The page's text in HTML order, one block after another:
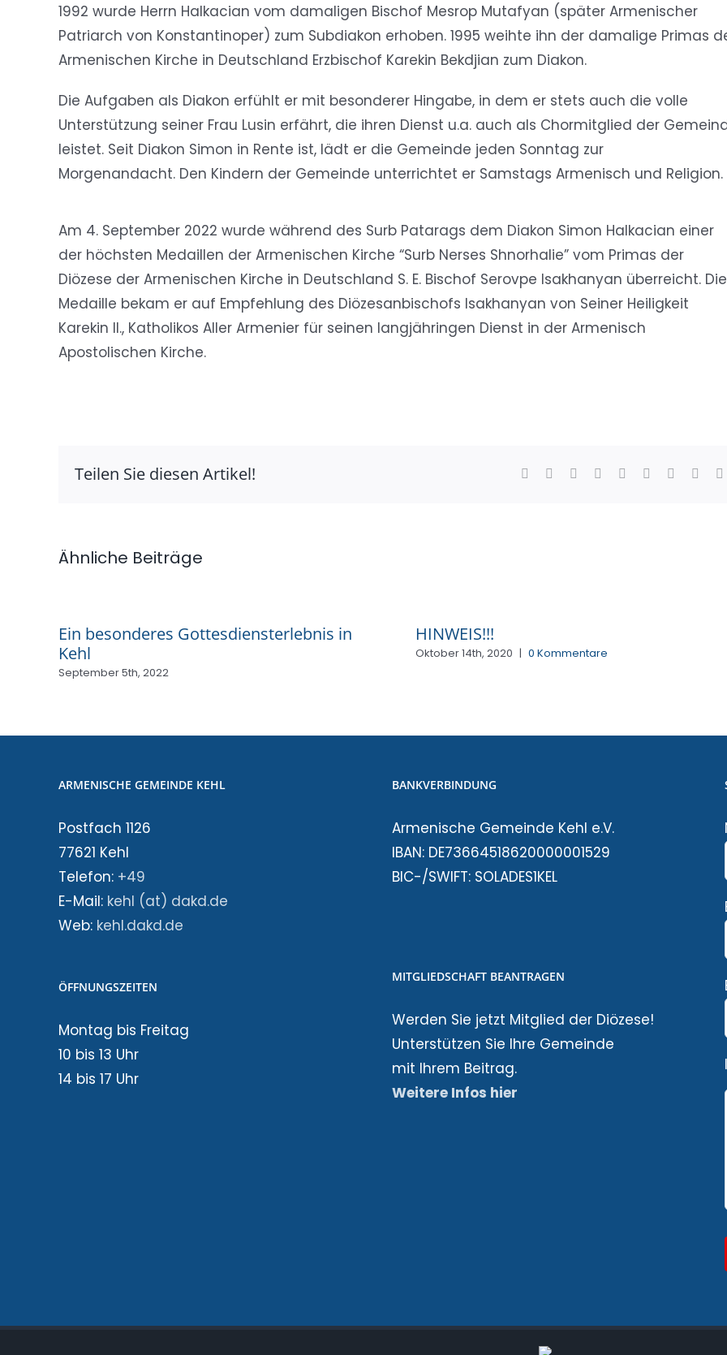
1992 wurde Herrn Halkacian vom damaligen Bischof Mesrop Mutafyan (später Armenischer
Patriarch von Konstantinoper) zum Subdiakon erhoben. 1995 weihte ihn der damalige Primas
Armenischen Kirche in Deutschland Erzbischof Karekin Bekdjian zum Diakon.
Die Aufgaben als Diakon erfühlt er mit besonderer Hingabe, in dem er stets auch die volle
Unterstützung seiner Frau Lusin erfährt, die ihren Dienst u.a. auch als Chormitglied der
leistet. Seit Diakon Simon in Rente ist, lädt er die Gemeinde jeden Sonntag zur
Morgenandacht. Den Kindern der Gemeinde unterrichtet er Samstags Armenisch und Religion.
Am 4. September 2022 wurde während des Surb Patarags dem Diakon Simon Halkacian einer
der höchsten Medaillen der Armenischen Kirche “Surb Nerses Shnorhalie” vom Primas der
Diözese der Armenischen Kirche in Deutschland S. E. Bischof Serovpe Isakhanyan überreicht. Die
Medaille bekam er auf Empfehlung des Diözesanbischofs Isakhanyan von Seiner Heiligkeit
Karekin II., Katholikos Aller Armenier für seinen langjähringen Dienst in der Armenisch
Apostolischen Kirche.
Teilen Sie diesen Artikel! Facebook Reddit LinkedInWhatsApp
TumblrPinterest
Ähnliche Beiträge
Ein besonderes Gottesdiensterlebnis in
Kehl
September 5th, 2022
HINWEIS!!!
Oktober 14th, 2020 | 0 Kommentare
ARMENISCHE GEMEINDE KEHL
Postfach 1126
77621 Kehl
Telefon: +49
E-Mail: kehl (at) dakd.de
Web: kehl.dakd.de
ÖFFNUNGSZEITEN
Montag bis Freitag
10 bis 13 Uhr
14 bis 17 Uhr
BANKVERBINDUNG
Armenische Gemeinde Kehl e.V.
IBAN: DE73664518620000001529
BIC-/SWIFT: SOLADES1KEL
MITGLIEDSCHAFT BEANTRAGEN
Werden Sie jetzt Mitglied der Diözese!
Unterstützen Sie Ihre Gemeinde
mit Ihrem Beitrag.
Weitere Infos hier